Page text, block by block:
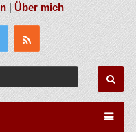
|Über mich